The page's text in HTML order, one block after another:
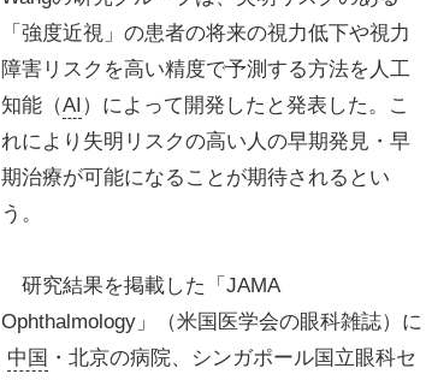
「強度近視」の患者の将来の視力低下や視力
障害リスクを高い精度で予測する方法を人工
知能（AI）によって開発したと発表した。こ
れにより失明リスクの高い人の早期発見・早
期治療が可能になることが期待されるとい
う。
研究結果を掲載した「JAMA
Ophthalmology」（米国医学会の眼科雑誌）に
中国 ・北京の病院、シンガポール国立眼科セ